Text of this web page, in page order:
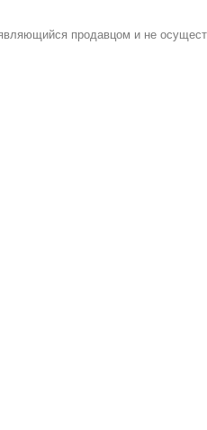
продавцом и не